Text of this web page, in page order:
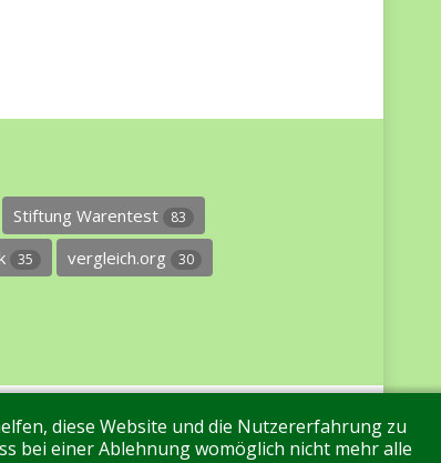
Stiftung Warentest 83
35 vergleich.org 30
diese Website und die Nutzererfahrung zu
bei einer Ablehnung womöglich nicht mehr alle